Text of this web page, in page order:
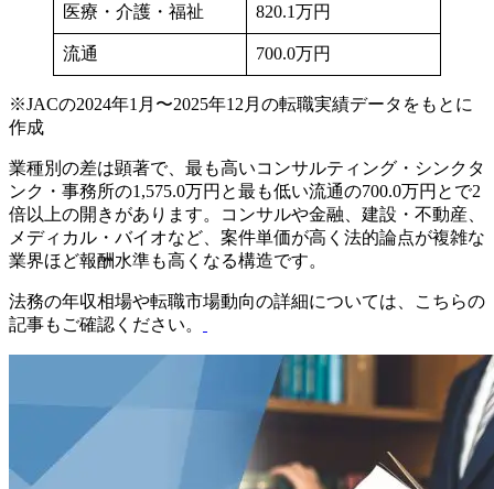
医療・介護・福祉 820.1万円
流通 700.0万円
※JACの2024年1月〜2025年12月の転職実績データをもとに
作成
業種別の差は顕著で、最も高いコンサルティング・シンクタ
ンク・事務所の1,575.0万円と最も低い流通の700.0万円とで2
倍以上の開きがあります。コンサルや金融、建設・不動産、
メディカル・バイオなど、案件単価が高く法的論点が複雑な
業界ほど報酬水準も高くなる構造です。
法務の年収相場や転職市場動向の詳細については、こちらの
記事もご確認ください。